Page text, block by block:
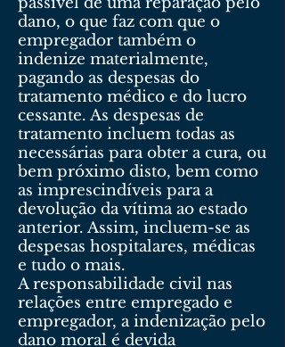
dano, o que faz com que o
empregador também o
indenize materialmente,
pagando as despesas do
tratamento médico e do lucro
cessante. As despesas de
tratamento incluem todas as
necessárias para obter a cura, ou
bem próximo disto, bem como
as imprescindíveis para a
devolução da vítima ao estado
anterior. Assim, incluem-se as
despesas hospitalares, médicas
e tudo o mais.
A responsabilidade civil nas
relações entre empregado e
empregador, a indenização pelo
dano moral é devida